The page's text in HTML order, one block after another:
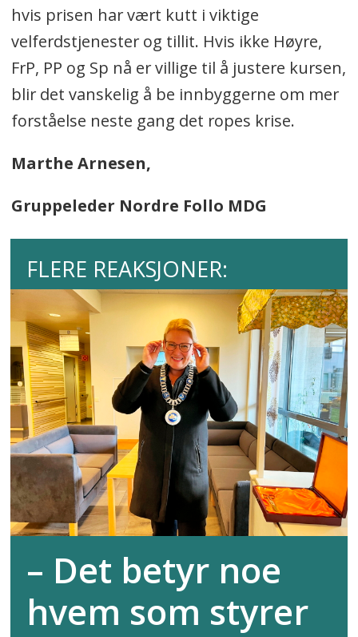
hvis prisen har vært kutt i viktige
velferdstjenester og tillit. Hvis ikke Høyre,
FrP, PP og Sp nå er villige til å justere kursen,
blir det vanskelig å be innbyggerne om mer
forståelse neste gang det ropes krise.
Marthe Arnesen,
Gruppeleder Nordre Follo MDG
FLERE REAKSJONER:
– Det betyr noe
hvem som styrer